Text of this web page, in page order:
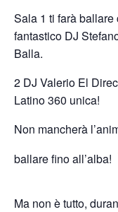
Sala 1 ti farà
fantastico DJ
Balla.
2 DJ Valerio El
Latino 360 unica!
Non mancherà
ballare fino all’alba!
Ma non è tutto,